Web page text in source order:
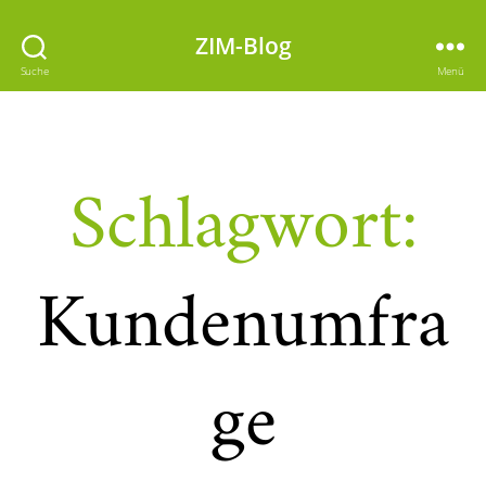
Suche
ZIM-Blog
Menü
Schlagwort:
Kundenumfra
ge